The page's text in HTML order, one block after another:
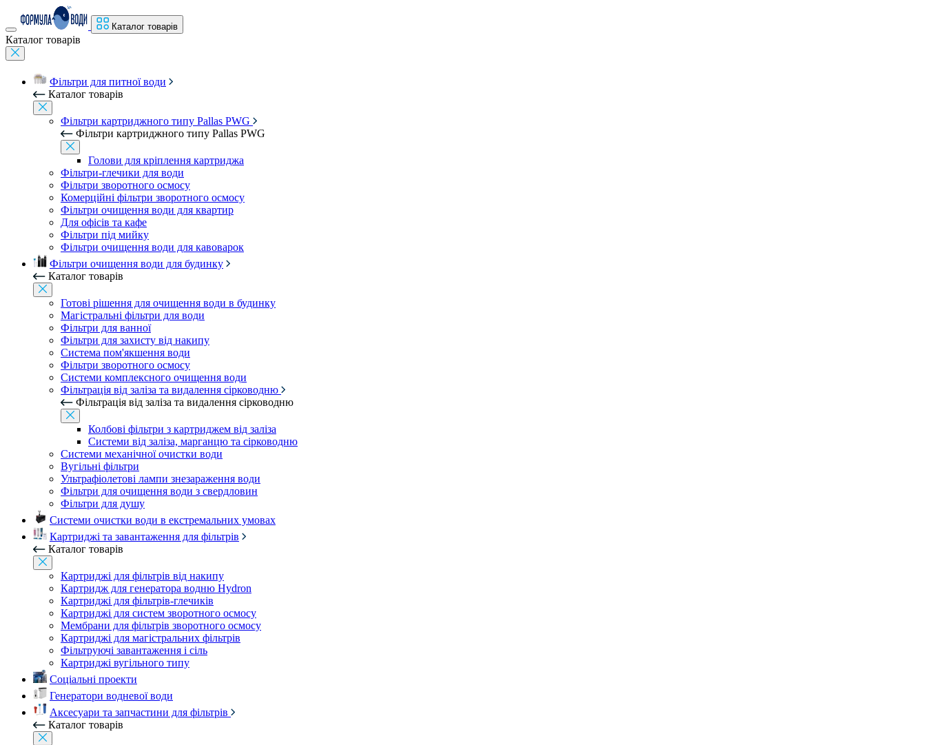
Каталог товарів
Каталог товарів
Фільтри для питної води
Каталог товарів
Фільтри картриджного типу Pallas PWG
Фільтри картриджного типу Pallas PWG
Голови для кріплення картриджа
Фільтри-глечики для води
Фільтри зворотного осмосу
Комерційні фільтри зворотного осмосу
Фільтри очищення води для квартир
Для офісів та кафе
Фільтри під мийку
Фільтри очищення води для кавоварок
Фільтри очищення води для будинку
Каталог товарів
Готові рішення для очищення води в будинку
Магістральні фільтри для води
Фільтри для ванної
Фільтри для захисту від накипу
Система пом'якшення води
Фільтри зворотного осмосу
Системи комплексного очищення води
Фільтрація від заліза та видалення сірководню
Фільтрація від заліза та видалення сірководню
Колбові фільтри з картриджем від заліза
Системи від заліза, марганцю та сірководню
Системи механічної очистки води
Вугільні фільтри
Ультрафіолетові лампи знезараження води
Фільтри для очищення води з свердловин
Фільтри для душу
Системи очистки води в екстремальних умовах
Картриджі та завантаження для фільтрів
Каталог товарів
Картриджі для фільтрів від накипу
Картридж для генератора водню Hydron
Картриджі для фільтрів-глечиків
Картриджі для систем зворотного осмосу
Мембрани для фільтрів зворотного осмосу
Картриджі для магістральних фільтрів
Фільтруючі завантаження і сіль
Картриджі вугільного типу
Соціальні проекти
Генератори водневої води
Аксесуари та запчастини для фільтрів
Каталог товарів